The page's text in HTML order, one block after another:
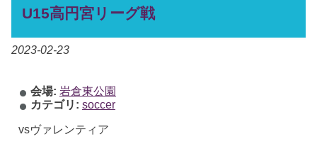
U15高円宮リーグ戦
2023-02-23
会場: 岩倉東公園
カテゴリ: soccer
vsヴァレンティア